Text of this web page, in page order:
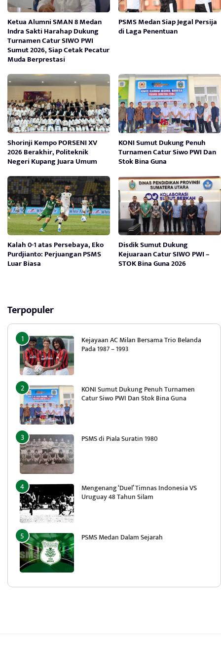
Ketua Alumni SMAN 8 Medan
Indra Sakti Harahap Dukung
Turnamen Catur SIWO PWI
Sumut 2026, Siap Cetak Pecatur
Muda Berprestasi
PSMS Medan Siap Jegal Persija
di Laga Penentuan
Shorinji Kempo PORSENI XV
2026 Berakhir, Politeknik
Negeri Kupang Juara Umum
KONI Sumut Dukung Penuh
Turnamen Catur Siwo PWI Dan
Stok Bina Guna
Kalah 0-1 atas Persebaya, Eko
Purdjianto: Perjuangan PSMS
Luar Biasa
Disdik Sumut Dukung
Kejuaraan Catur SIWO PWI –
STOK Bina Guna 2026
Terpopuler
Kejayaan AC Milan Bersama Trio Belanda
Pada 1987 – 1993
KONI Sumut Dukung Penuh Turnamen
Catur Siwo PWI Dan Stok Bina Guna
PSMS di Piala Suratin 1980
Mengenang ‘Duel’ Timnas Indonesia VS
Uruguay 48 Tahun Silam
PSMS Medan Dalam Sejarah